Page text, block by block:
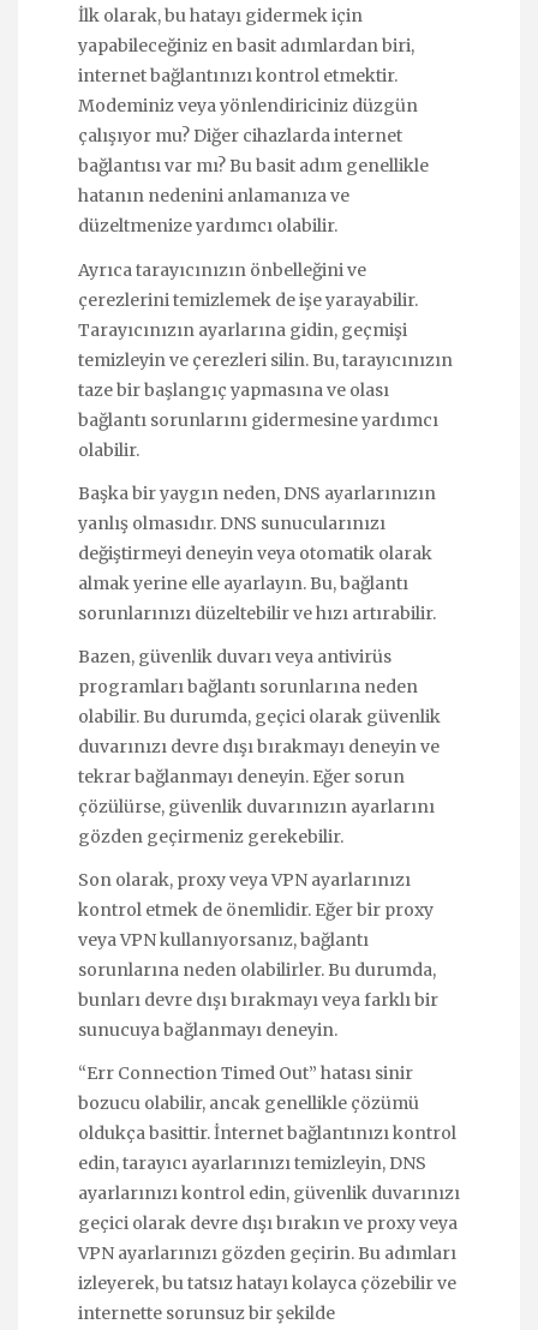
İlk olarak, bu hatayı gidermek için
yapabileceğiniz en basit adımlardan biri,
internet bağlantınızı kontrol etmektir.
Modeminiz veya yönlendiriciniz düzgün
çalışıyor mu? Diğer cihazlarda internet
bağlantısı var mı? Bu basit adım genellikle
hatanın nedenini anlamanıza ve
düzeltmenize yardımcı olabilir.
Ayrıca tarayıcınızın önbelleğini ve
çerezlerini temizlemek de işe yarayabilir.
Tarayıcınızın ayarlarına gidin, geçmişi
temizleyin ve çerezleri silin. Bu, tarayıcınızın
taze bir başlangıç yapmasına ve olası
bağlantı sorunlarını gidermesine yardımcı
olabilir.
Başka bir yaygın neden, DNS ayarlarınızın
yanlış olmasıdır. DNS sunucularınızı
değiştirmeyi deneyin veya otomatik olarak
almak yerine elle ayarlayın. Bu, bağlantı
sorunlarınızı düzeltebilir ve hızı artırabilir.
Bazen, güvenlik duvarı veya antivirüs
programları bağlantı sorunlarına neden
olabilir. Bu durumda, geçici olarak güvenlik
duvarınızı devre dışı bırakmayı deneyin ve
tekrar bağlanmayı deneyin. Eğer sorun
çözülürse, güvenlik duvarınızın ayarlarını
gözden geçirmeniz gerekebilir.
Son olarak, proxy veya VPN ayarlarınızı
kontrol etmek de önemlidir. Eğer bir proxy
veya VPN kullanıyorsanız, bağlantı
sorunlarına neden olabilirler. Bu durumda,
bunları devre dışı bırakmayı veya farklı bir
sunucuya bağlanmayı deneyin.
“Err Connection Timed Out” hatası sinir
bozucu olabilir, ancak genellikle çözümü
oldukça basittir. İnternet bağlantınızı kontrol
edin, tarayıcı ayarlarınızı temizleyin, DNS
ayarlarınızı kontrol edin, güvenlik duvarınızı
geçici olarak devre dışı bırakın ve proxy veya
VPN ayarlarınızı gözden geçirin. Bu adımları
izleyerek, bu tatsız hatayı kolayca çözebilir ve
internette sorunsuz bir şekilde